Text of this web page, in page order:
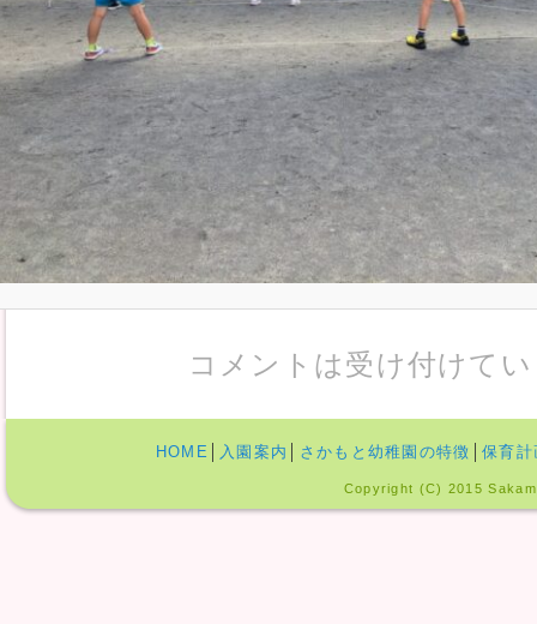
コメントは受け付けて
HOME 入園案内 さかもと幼稚園の特徴 保育計
Copyright (C) 2015